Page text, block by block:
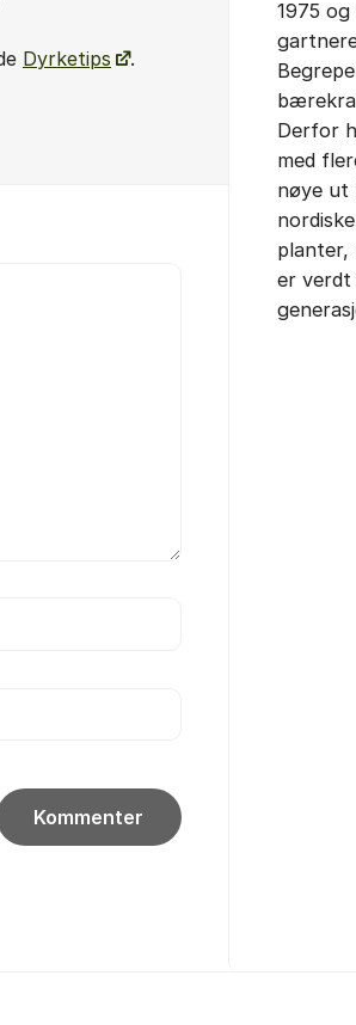
Dyrketips .
Kommenter
1975
Derfor
med
nøye ut
planter,
er verdt